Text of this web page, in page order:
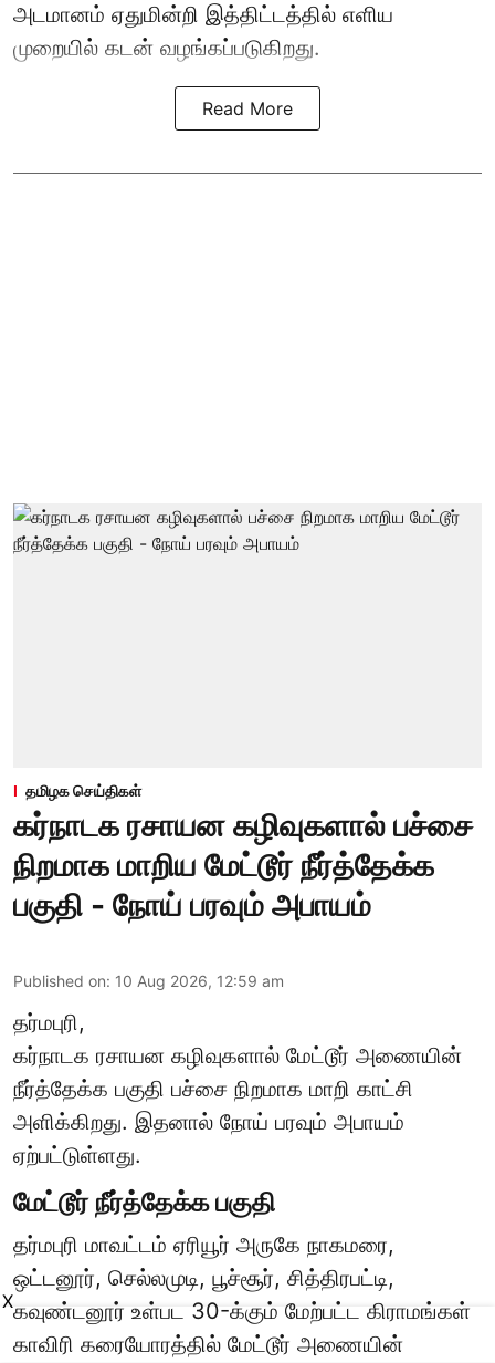
அடமானம் ஏதுமின்றி இத்திட்டத்தில் எளிய
முறையில் கடன் வழங்கப்படுகிறது.
Read More
தமிழக செய்திகள்
கர்நாடக ரசாயன கழிவுகளால் பச்சை
நிறமாக மாறிய மேட்டூர் நீர்த்தேக்க
பகுதி - நோய் பரவும் அபாயம்
Published on: 10 Aug 2026, 12:59 am
தர்மபுரி,
கர்நாடக ரசாயன கழிவுகளால் மேட்டூர் அணையின்
நீர்த்தேக்க பகுதி பச்சை நிறமாக மாறி காட்சி
அளிக்கிறது. இதனால் நோய் பரவும் அபாயம்
ஏற்பட்டுள்ளது.
மேட்டூர் நீர்த்தேக்க பகுதி
தர்மபுரி மாவட்டம் ஏரியூர் அருகே நாகமரை,
ஒட்டனூர், செல்லமுடி, பூச்சூர், சித்திரபட்டி,
கவுண்டனூர் உள்பட 30-க்கும் மேற்பட்ட கிராமங்கள்
காவிரி கரையோரத்தில் மேட்டூர் அணையின்
X